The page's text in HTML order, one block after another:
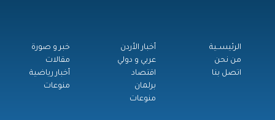
الرئيســية
من نحن
اتصل بنا
أخبار الأردن
عربي و دولي
اقتصاد
برلمان
منوعات
خبر و صورة
مقالات
أخبار رياضية
منوعات